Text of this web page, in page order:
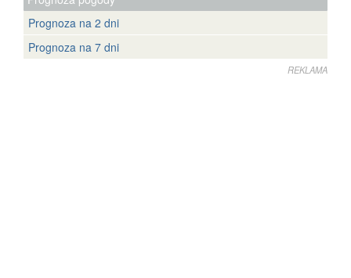
Prognoza na 2 dni
Prognoza na 7 dni
REKLAMA